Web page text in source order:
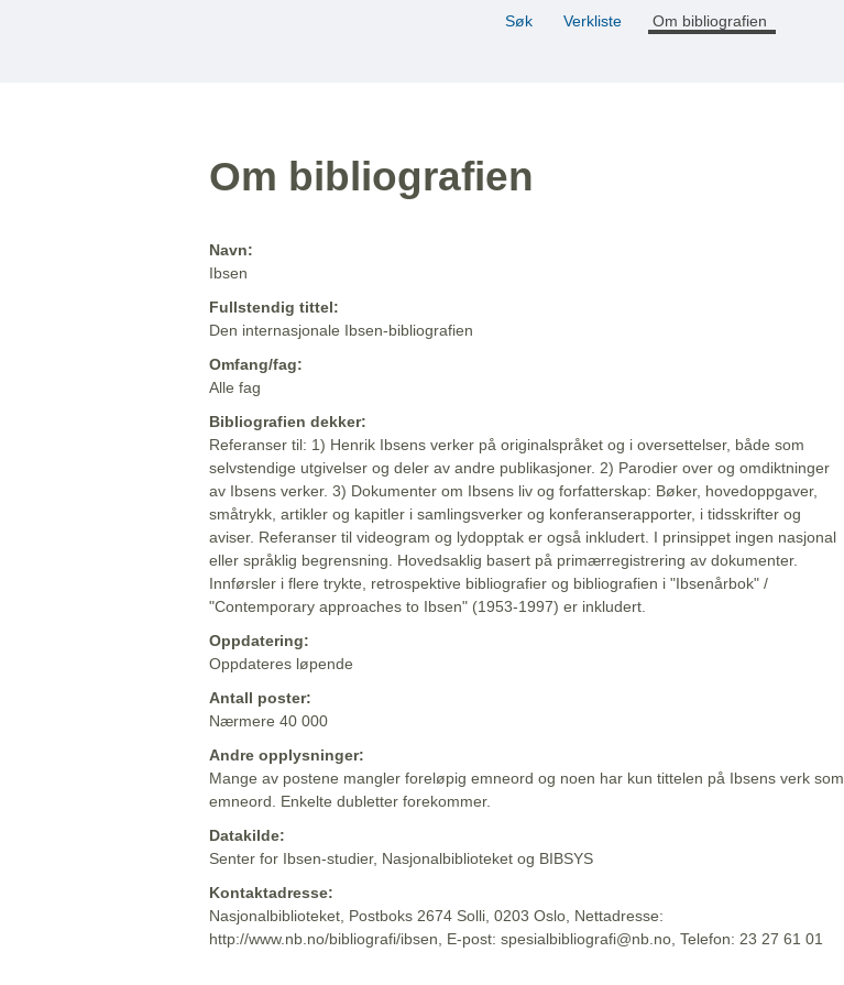
Søk Verkliste Om bibliografien
Om bibliografien
Navn:
Ibsen
Fullstendig tittel:
Den internasjonale Ibsen-bibliografien
Omfang/fag:
Alle fag
Bibliografien dekker:
Referanser til: 1) Henrik Ibsens verker på originalspråket og i oversettelser, både som
selvstendige utgivelser og deler av andre publikasjoner. 2) Parodier over og omdiktninger
av Ibsens verker. 3) Dokumenter om Ibsens liv og forfatterskap: Bøker, hovedoppgaver,
småtrykk, artikler og kapitler i samlingsverker og konferanserapporter, i tidsskrifter og
aviser. Referanser til videogram og lydopptak er også inkludert. I prinsippet ingen nasjonal
eller språklig begrensning. Hovedsaklig basert på primærregistrering av dokumenter.
Innførsler i flere trykte, retrospektive bibliografier og bibliografien i "Ibsenårbok" /
"Contemporary approaches to Ibsen" (1953-1997) er inkludert.
Oppdatering:
Oppdateres løpende
Antall poster:
Nærmere 40 000
Andre opplysninger:
Mange av postene mangler foreløpig emneord og noen har kun tittelen på Ibsens verk som
emneord. Enkelte dubletter forekommer.
Datakilde:
Senter for Ibsen-studier, Nasjonalbiblioteket og BIBSYS
Kontaktadresse:
Nasjonalbiblioteket, Postboks 2674 Solli, 0203 Oslo, Nettadresse:
http://www.nb.no/bibliografi/ibsen, E-post: spesialbibliografi@nb.no, Telefon: 23 27 61 01